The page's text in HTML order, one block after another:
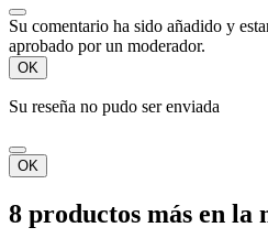
Su comentario ha sido añadido y
aprobado por un moderador.
OK
Su reseña no pudo ser enviada
OK
8 productos más en la